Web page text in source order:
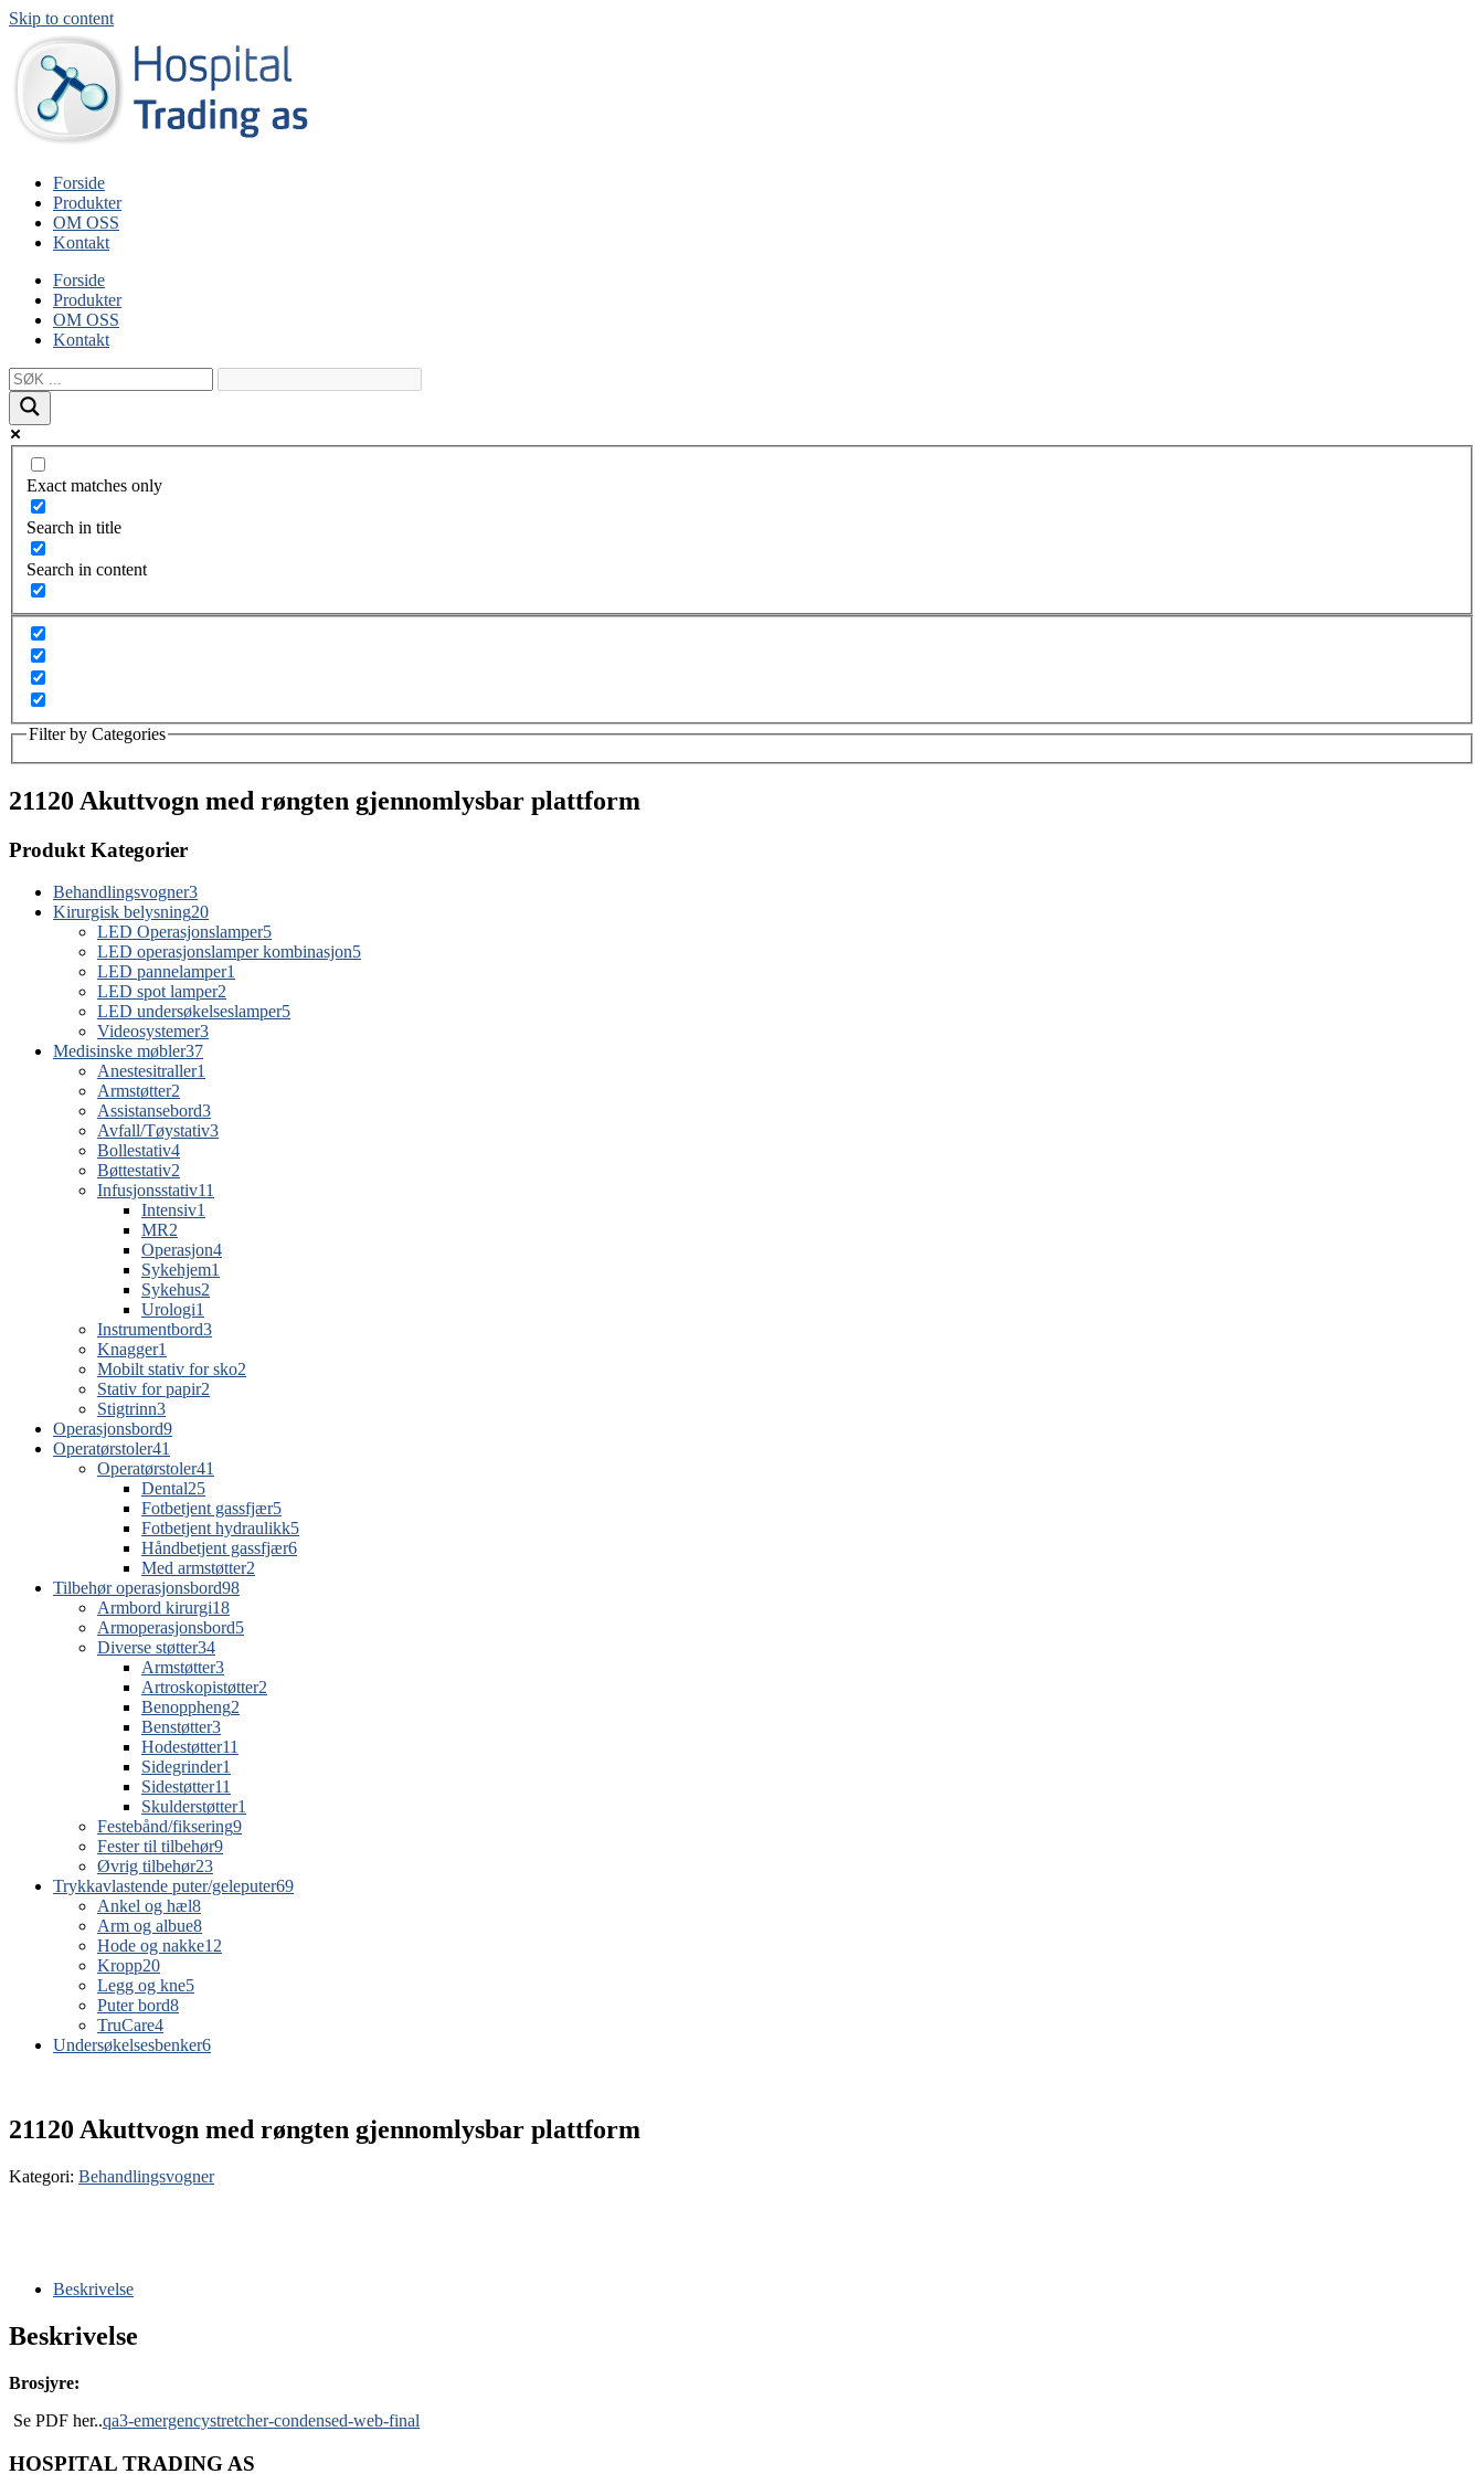
Skip to content
Forside
Produkter
OM OSS
Kontakt
Forside
Produkter
OM OSS
Kontakt
Exact matches only
Search in title
Search in content
Filter by Categories
21120 Akuttvogn med røngten gjennomlysbar plattform
Produkt Kategorier
Behandlingsvogner3
Kirurgisk belysning20
LED Operasjonslamper5
LED operasjonslamper kombinasjon5
LED pannelamper1
LED spot lamper2
LED undersøkelseslamper5
Videosystemer3
Medisinske møbler37
Anestesitraller1
Armstøtter2
Assistansebord3
Avfall/Tøystativ3
Bollestativ4
Bøttestativ2
Infusjonsstativ11
Intensiv1
MR2
Operasjon4
Sykehjem1
Sykehus2
Urologi1
Instrumentbord3
Knagger1
Mobilt stativ for sko2
Stativ for papir2
Stigtrinn3
Operasjonsbord9
Operatørstoler41
Operatørstoler41
Dental25
Fotbetjent gassfjær5
Fotbetjent hydraulikk5
Håndbetjent gassfjær6
Med armstøtter2
Tilbehør operasjonsbord98
Armbord kirurgi18
Armoperasjonsbord5
Diverse støtter34
Armstøtter3
Artroskopistøtter2
Benoppheng2
Benstøtter3
Hodestøtter11
Sidegrinder1
Sidestøtter11
Skulderstøtter1
Festebånd/fiksering9
Fester til tilbehør9
Øvrig tilbehør23
Trykkavlastende puter/geleputer69
Ankel og hæl8
Arm og albue8
Hode og nakke12
Kropp20
Legg og kne5
Puter bord8
TruCare4
Undersøkelsesbenker6
21120 Akuttvogn med røngten gjennomlysbar plattform
Kategori: Behandlingsvogner
Beskrivelse
Beskrivelse
Brosjyre:
Se PDF her..qa3-emergencystretcher-condensed-web-final
HOSPITAL TRADING AS